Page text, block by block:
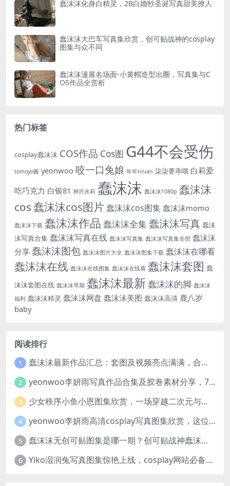
蠢沫沫化身白精灵，2B白婚纱圣诞写真甜美撩人
蠢沫沫大巴车写真集欣赏，创可贴战神的cosplay
图集与众不同
蠢沫沫漫展名场面-小黄帽造型出圈，写真集与C
OS作品全赏析
热门标签
cosplay蠢沫沫 COS作品 Cos图 G44不会受伤
tomoyo酱 yeonwoo 咬一口兔娘 年年nnian 柒柒要乖哦 白莉爱
吃巧克力 白银81 神沢永莉 蠢沫沫 蠢沫沫1080p 蠢沫沫
cos蠢沫沫cos图片 蠢沫沫cos图集 蠢沫沫momo
蠢沫沫下载 蠢沫沫作品 蠢沫沫全集蠢沫沫写真 蠢沫
沫写真合集 蠢沫沫写真在线 蠢沫沫写真集 蠢沫沫写真集全部 蠢沫沫
分享 蠢沫沫图包 蠢沫沫图片大全 蠢沫沫图集下载 蠢沫沫在哪看
蠢沫沫在线 蠢沫沫在线图集 蠢沫沫在线看 蠢沫沫套图 蠢
沫沫套图在线 蠢沫沫早期 蠢沫沫最新 蠢沫沫的脚 蠢沫沫
福利 蠢沫沫精灵 蠢沫沫网盘 蠢沫沫美图 蠢沫沫高清 鹿八岁
baby
阅读排行
1 蠢沫沫最新作品汇总：套图及视频亮点满满，合集一次看够
2 yeonwoo李妍雨写真作品合集及胶卷素材分享，7套牛奶胶卷完整版高清图片
3 少女秩序小鱼小恩图集欣赏，一场穿越二次元与现实的视觉盛宴
4 yeonwoo李妍雨高清cosplay写真图集欣赏，这位女神太美了
5 蠢沫沫无创可贴图集是哪一期？创可贴战神蠢沫沫合集欣赏
6 Yiko湿润兔写真图集惊艳上线，cosplay网站必备作品推荐